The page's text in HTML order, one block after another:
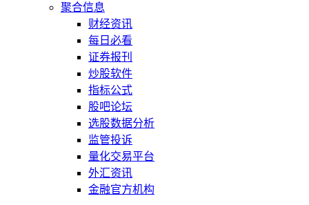
聚合信息
财经资讯
每日必看
证券报刊
炒股软件
指标公式
股吧论坛
选股数据分析
监管投诉
量化交易平台
外汇资讯
金融官方机构